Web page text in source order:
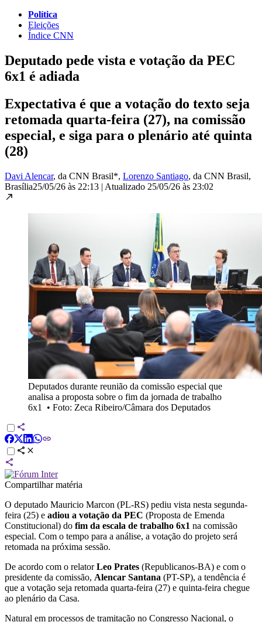
Política
Eleições
Índice CNN
Deputado pede vista e votação da PEC
6x1 é adiada
Expectativa é que a votação do texto seja
retomada quarta-feira (27), na comissão
especial, e siga para o plenário até quinta
(28)
Davi Alencar, da CNN Brasil*, Lorenzo Santiago, da CNN Brasil,
Brasília25/05/26 às 22:13 | Atualizado 25/05/26 às 23:02
Deputados durante reunião da comissão especial que
analisa a proposta sobre o fim da jornada de trabalho
6x1
• Foto: Zeca Ribeiro/Câmara dos Deputados
Compartilhar matéria
O deputado Mauricio Marcon (PL-RS) pediu vista nesta segunda-
feira (25) e adiou a votação da PEC (Proposta de Emenda
Constitucional) do fim da escala de trabalho 6x1 na comissão
especial. Com o tempo para a análise, a votação do projeto será
retomada na próxima sessão.
De acordo com o relatorLeo Prates (Republicanos-BA) e com o
presidente da comissão, Alencar Santana (PT-SP), a tendência é
que a votação seja retomada quarta-feira (27) e quinta-feira chegue
ao plenário da Casa.
Natural em processos de tramitação no Congresso Nacional, o